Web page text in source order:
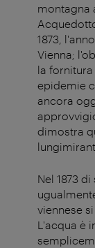
montagna
1873,
Vienna;
la
epidemie
ancora
dimostra
Nel 1873
viennese
L'acqua è